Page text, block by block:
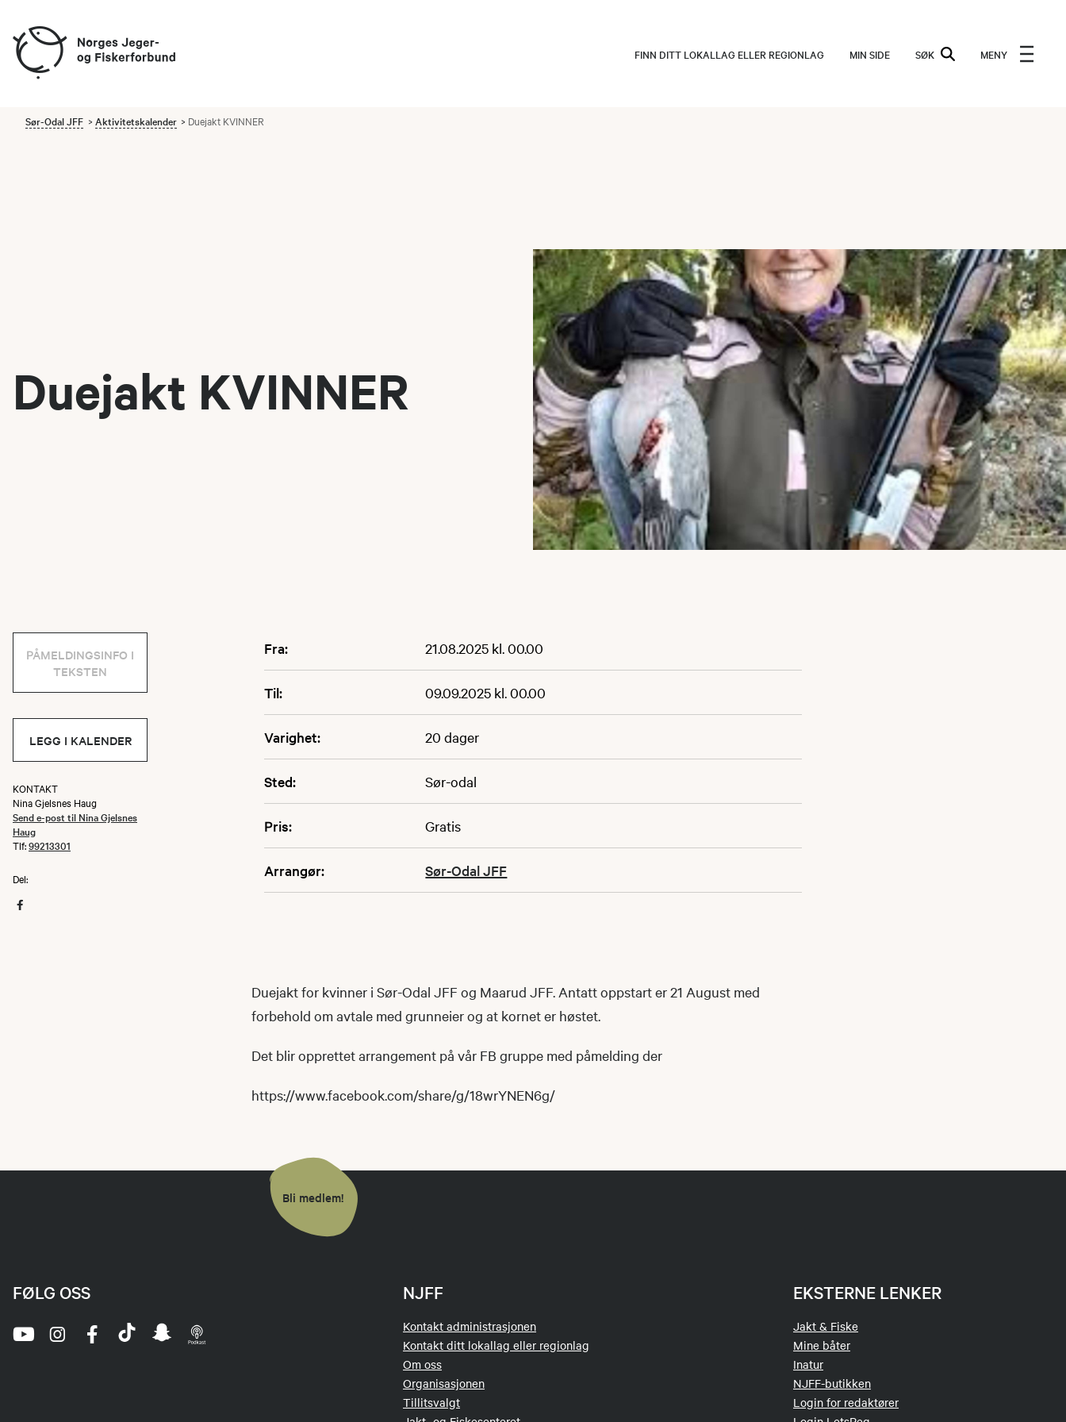
FINN DITT LOKALLAG ELLER REGIONLAG MIN SIDE SØK MENY
Sør-Odal JFF Aktivitetskalender Duejakt KVINNER
Duejakt KVINNER
Fra: 21.08.2025 kl. 00.00
Til: 09.09.2025 kl. 00.00
Varighet: 20 dager
Sted: Sør-odal
Pris: Gratis
Arrangør: Sør-Odal JFF
PÅMELDINGSINFO I
TEKSTEN
LEGG I KALENDER
KONTAKT
Nina Gjelsnes Haug
Send e-post til Nina Gjelsnes
Haug
Tlf:99213301
Del:
Duejakt for kvinner i Sør-Odal JFF og Maarud JFF. Antatt oppstart er 21 August med
forbehold om avtale med grunneier og at kornet er høstet.
Det blir opprettet arrangement på vår FB gruppe med påmelding der
https://www.facebook.com/share/g/18wrYNEN6g/
Bli medlem!
NJFF
Kontakt administrasjonen
Kontakt ditt lokallag eller regionlag
Om oss
Organisasjonen
Tillitsvalgt
EKSTERNE LENKER
Jakt & Fiske
Mine båter
Inatur
NJFF-butikken
Login for redaktører
FØLG OSS